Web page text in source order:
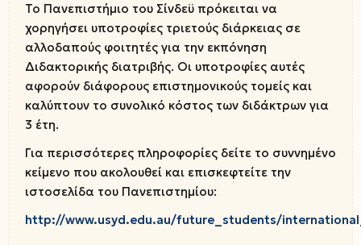
Το Πανεπιστήμιο του Σίνδεϋ πρόκειται να
χορηγήσει υποτροφίες τριετούς διάρκειας σε
αλλοδαπούς φοιτητές για την εκπόνηση
Διδακτορικής διατριβής. Οι υποτροφίες αυτές
αφορούν διάφορους επιστημονικούς τομείς και
καλύπτουν το συνολικό κόστος των διδάκτρων για
3 έτη.
Για περισσότερες πληροφορίες δείτε το συννημένο
κείμενο που ακολουθεί και επισκεφτείτε την
ιστοσελίδα του Πανεπιστημίου:
http://www.usyd.edu.au/future_students/